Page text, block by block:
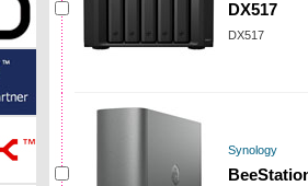
DX517
DX517
Synology